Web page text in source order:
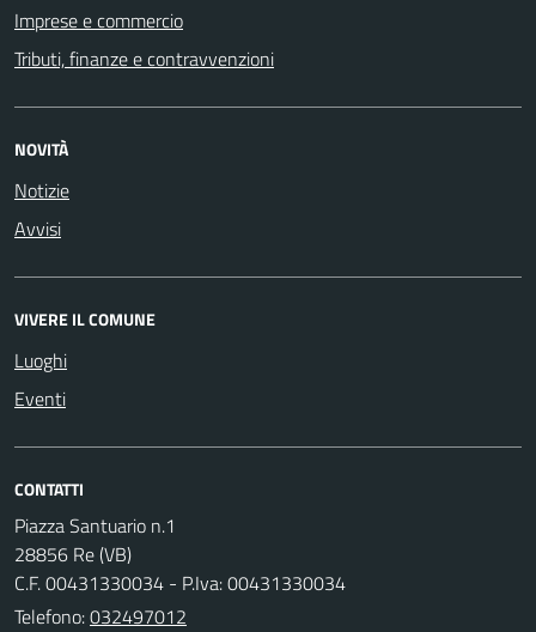
Imprese e commercio
Tributi, finanze e contravvenzioni
NOVITÀ
Notizie
Avvisi
VIVERE IL COMUNE
Luoghi
Eventi
CONTATTI
Piazza Santuario n.1
28856 Re (VB)
C.F. 00431330034 - P.Iva: 00431330034
Telefono:032497012